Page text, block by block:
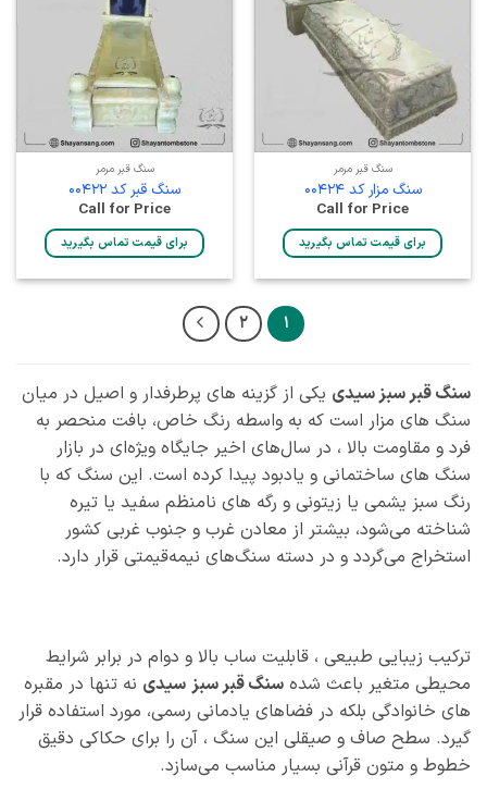
سنگ قبر مرمر
سنگ مزار کد 00424
Call for Price
برای قیمت تماس بگیرید
سنگ قبر مرمر
سنگ قبر کد 00422
Call for Price
برای قیمت تماس بگیرید
1
2
سنگ قبر سبز سیدییکی از گزینه‌ های پرطرفدار و اصیل در میان
سنگ‌ های مزار است که به واسطه رنگ خاص، بافت منحصر به
فرد و مقاومت بالا ، در سال‌های اخیر جایگاه ویژه‌ای در بازار
سنگ‌ های ساختمانی و یادبود پیدا کرده است. این سنگ که با
رنگ سبز یشمی یا زیتونی و رگه‌ های نامنظم سفید یا تیره
شناخته می‌شود، بیشتر از معادن غرب و جنوب غربی کشور
استخراج می‌گردد و در دسته سنگ‌های نیمه‌قیمتی قرار دارد.
ترکیب زیبایی طبیعی ، قابلیت ساب بالا و دوام در برابر شرایط
محیطی متغیر باعث شدهسنگ قبر سبز سیدینه تنها در مقبره‌
های خانوادگی بلکه در فضاهای یادمانی رسمی، مورد استفاده قرار
گیرد. سطح صاف و صیقلی این سنگ ، آن را برای حکاکی دقیق
خطوط و متون قرآنی بسیار مناسب می‌سازد.